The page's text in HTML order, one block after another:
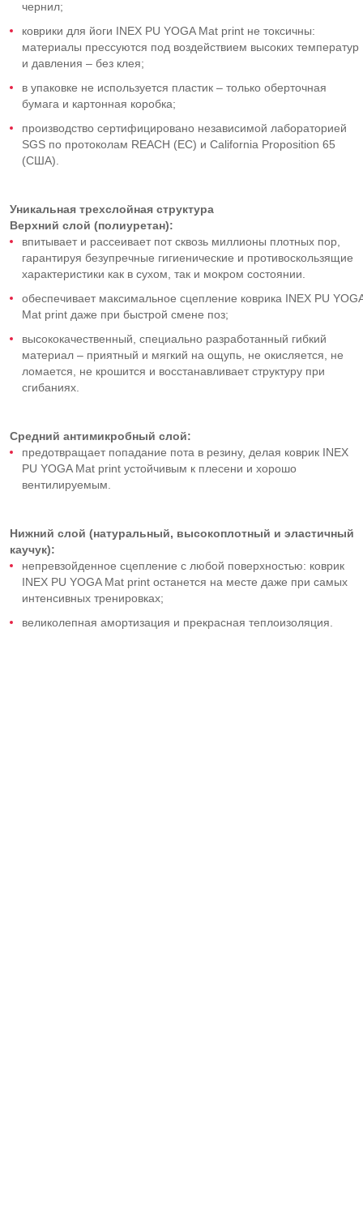
чернил;
коврики для йоги INEX PU YOGA Mat print не токсичны:
материалы прессуются под воздействием высоких температур
и давления – без клея;
в упаковке не используется пластик – только оберточная
бумага и картонная коробка;
производство сертифицировано независимой лабораторией
SGS по протоколам REACH (ЕС) и California Proposition 65
(США).
Уникальная трехслойная структура
Верхний слой (полиуретан):
впитывает и рассеивает пот сквозь миллионы плотных пор,
гарантируя безупречные гигиенические и противоскользящие
характеристики как в сухом, так и мокром состоянии.
обеспечивает максимальное сцепление коврика INEX PU
Mat print даже при быстрой смене поз;
высококачественный, специально разработанный гибкий
материал – приятный и мягкий на ощупь, не окисляется, не
ломается, не крошится и восстанавливает структуру при
сгибаниях.
Средний антимикробный слой:
предотвращает попадание пота в резину, делая коврик INEX
PU YOGA Mat print устойчивым к плесени и хорошо
вентилируемым.
Нижний слой (натуральный, высокоплотный и эластичный
каучук):
непревзойденное сцепление с любой поверхностью: коврик
INEX PU YOGA Mat print останется на месте даже при самых
интенсивных тренировках;
великолепная амортизация и прекрасная теплоизоляция.